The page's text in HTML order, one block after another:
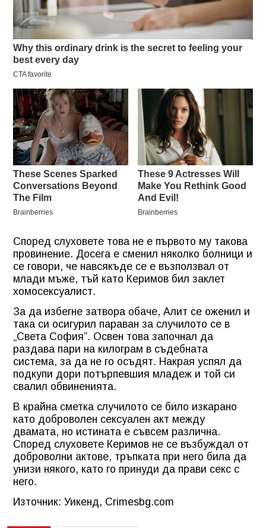
Според слуховете това не е първото му такова
провинение. Досега е сменил няколко болници и
се говори, че навсякъде се е възползвал от
млади мъже, тъй като Керимов бил заклет
хомосексуалист.
За да избегне затвора обаче, Алит се оженил и
така си осигурил параван за случилото се в
„Света София”. Освен това започнал да
раздава пари на килограм в съдебната
система, за да не го осъдят. Накрая успял да
подкупи дори потърпевшия младеж и той си
свалил обвиненията.
В крайна сметка случилото се било изкарано
като доброволен сексуален акт между
двамата, но истината е съвсем различна.
Според слуховете Керимов не се възбуждал от
доброволни актове, тръпката при него била да
унизи някого, като го принуди да прави секс с
него.
Източник: Уикенд, Crimesbg.com